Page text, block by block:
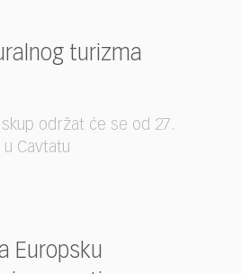
turizma
održat će se od 27.
Cavtatu
Europsku